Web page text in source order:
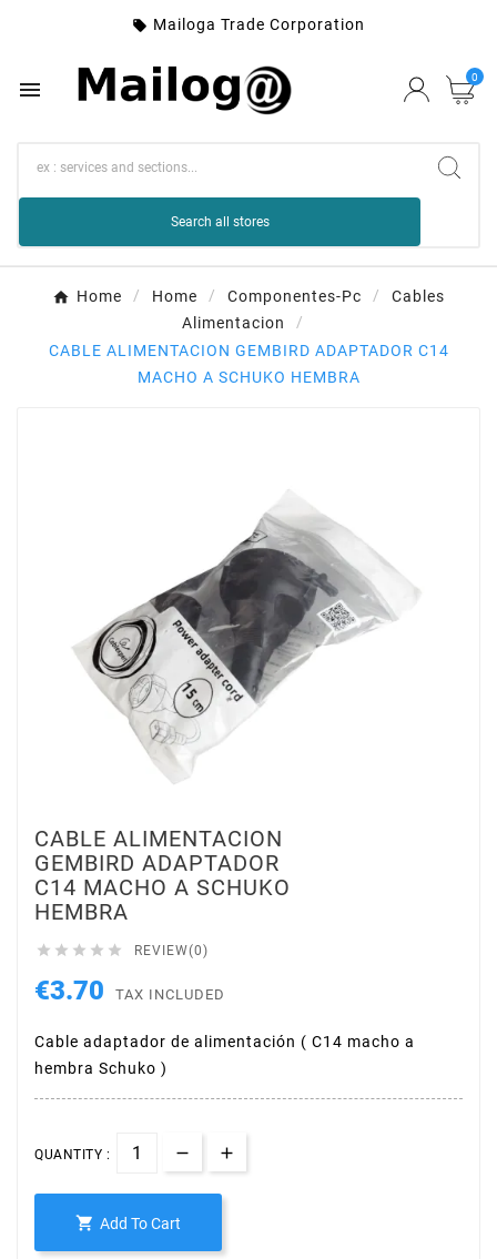
 Mailoga Trade Corporation
 0
Search all stores
Home Home Componentes-Pc
Cables
Alimentacion
CABLE ALIMENTACION GEMBIRD ADAPTADOR C14
MACHO A SCHUKO HEMBRA
CABLE ALIMENTACION
GEMBIRD ADAPTADOR
C14 MACHO A SCHUKO
HEMBRA
     REVIEW(0)
€3.70 TAX INCLUDED
Cable adaptador de alimentación ( C14 macho a
hembra Schuko )
QUANTITY :
 Add To Cart